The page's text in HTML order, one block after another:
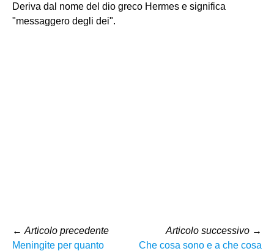
Deriva dal nome del dio greco Hermes e significa
"messaggero degli dei".
← Articolo precedente
Meningite per quanto
Articolo successivo →
Che cosa sono e a che cosa